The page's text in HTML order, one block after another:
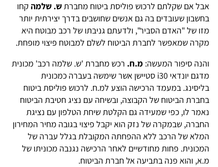
אבל אם שקלתם לרכוש פוליסת ביטוח מחברתש. שלמה קחו
בחשבון שעובדים בה גם אנשים שחושבים בדרך יצירתית יותר
מזו של "האדם הסביר", ולדעתם גניבתו של רכב מבוטח היא
מקרה שמאפשר לחברת הביטוח לשלם למבוטח פיצוי מופחת.
והנה סיפור המעשה: מ.ח. רכש מחברת 'ש. שלמה רכב' מכונית
מדגם יונדאי i30 סטיישן אשר שימשה בעברה כמכונית
בליסינג. במעמד הרכישה הוצע למ.ח. לרכוש פוליסת ביטוח
בחברת הביטוח של הקבוצה, ובשיחה עם נציג חטיבת הביטוח
נאמר לו, כפי שמעידה גם הקלטת שיחת הטלפון עם נציגת
החברה, שבמקרה של נזק הוא יקבל פיצוי בגובה מחיר המחירון
המלא של הרכב ללא ההפחתה המקובלת בגלל עברה של
המכונית. פחות מחודשיים לאחר הרכישה נגנבה מכוניתו של
מ.א, והוא פנה בתביעה אל חברת הביטוח.